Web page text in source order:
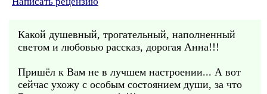
Какой душевный, трогательный, наполненный
светом и любовью рассказ, дорогая Анна!!!
Пришёл к Вам не в лучшем настроении... А вот
сейчас ухожу с особым состоянием души, за что